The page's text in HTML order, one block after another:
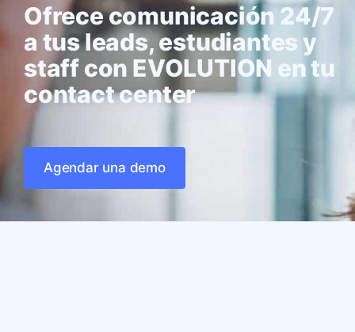
Ofrece comunicación 24/7
a tus leads, estudiantes y
staff con EVOLUTION en tu
contact center
Agendar una demo